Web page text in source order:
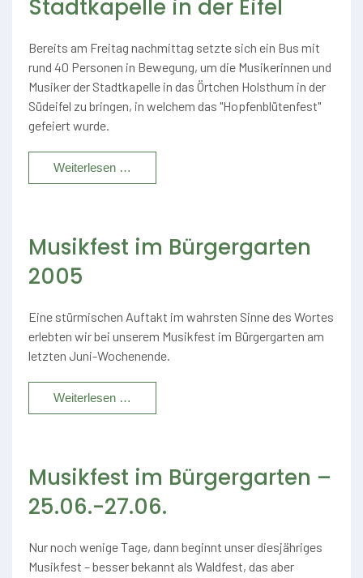
Stadtkapelle in der Eifel
Bereits am Freitag nachmittag setzte sich ein Bus mit
rund 40 Personen in Bewegung, um die Musikerinnen und
Musiker der Stadtkapelle in das Örtchen Holsthum in der
Südeifel zu bringen, in welchem das "Hopfenblütenfest"
gefeiert wurde.
Weiterlesen …
Musikfest im Bürgergarten
2005
Eine stürmischen Auftakt im wahrsten Sinne des Wortes
erlebten wir bei unserem Musikfest im Bürgergarten am
letzten Juni-Wochenende.
Weiterlesen …
Musikfest im Bürgergarten –
25.06.-27.06.
Nur noch wenige Tage, dann beginnt unser diesjähriges
Musikfest – besser bekannt als Waldfest, das aber